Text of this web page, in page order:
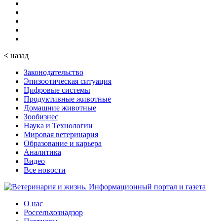
< назад
Законодательство
Эпизоотическая ситуация
Цифровые системы
Продуктивные животные
Домашние животные
Зообизнес
Наука и Технологии
Мировая ветеринария
Образование и карьера
Аналитика
Видео
Все новости
О нас
Россельхознадзор